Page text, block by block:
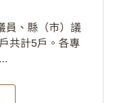
員、縣（市）議
共計5戶。各專